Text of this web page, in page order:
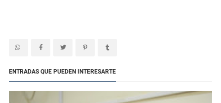
ENTRADAS QUE PUEDEN INTERESARTE